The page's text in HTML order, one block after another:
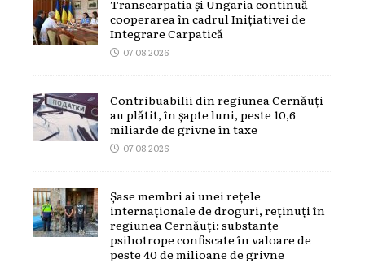
Transcarpatia și Ungaria continuă
cooperarea în cadrul Inițiativei de
Integrare Carpatică
07.08.2026
Contribuabilii din regiunea Cernăuți
au plătit, în șapte luni, peste 10,6
miliarde de grivne în taxe
07.08.2026
Șase membri ai unei rețele
internaționale de droguri, reținuți în
regiunea Cernăuți: substanțe
psihotrope confiscate în valoare de
peste 40 de milioane de grivne